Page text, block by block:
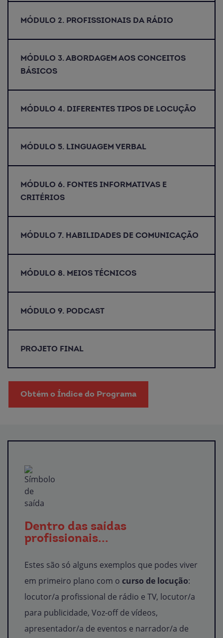
MÓDULO 2. PROFISSIONAIS DA RÁDIO
MÓDULO 3. ABORDAGEM AOS CONCEITOS
BÁSICOS
MÓDULO 4. DIFERENTES TIPOS DE LOCUÇÃO
MÓDULO 5. LINGUAGEM VERBAL
MÓDULO 6. FONTES INFORMATIVAS E
CRITÉRIOS
MÓDULO 7. HABILIDADES DE COMUNICAÇÃO
MÓDULO 8. MEIOS TÉCNICOS
MÓDULO 9. PODCAST
PROJETO FINAL
Obtém o Índice do Programa
Dentro das saídas
profissionais...
Estes são só alguns exemplos que podes viver
em primeiro plano com o curso de locução:
locutor/a profissional de rádio e TV, locutor/a
para publicidade, Voz-off de vídeos,
apresentador/a de eventos e narrador/a de